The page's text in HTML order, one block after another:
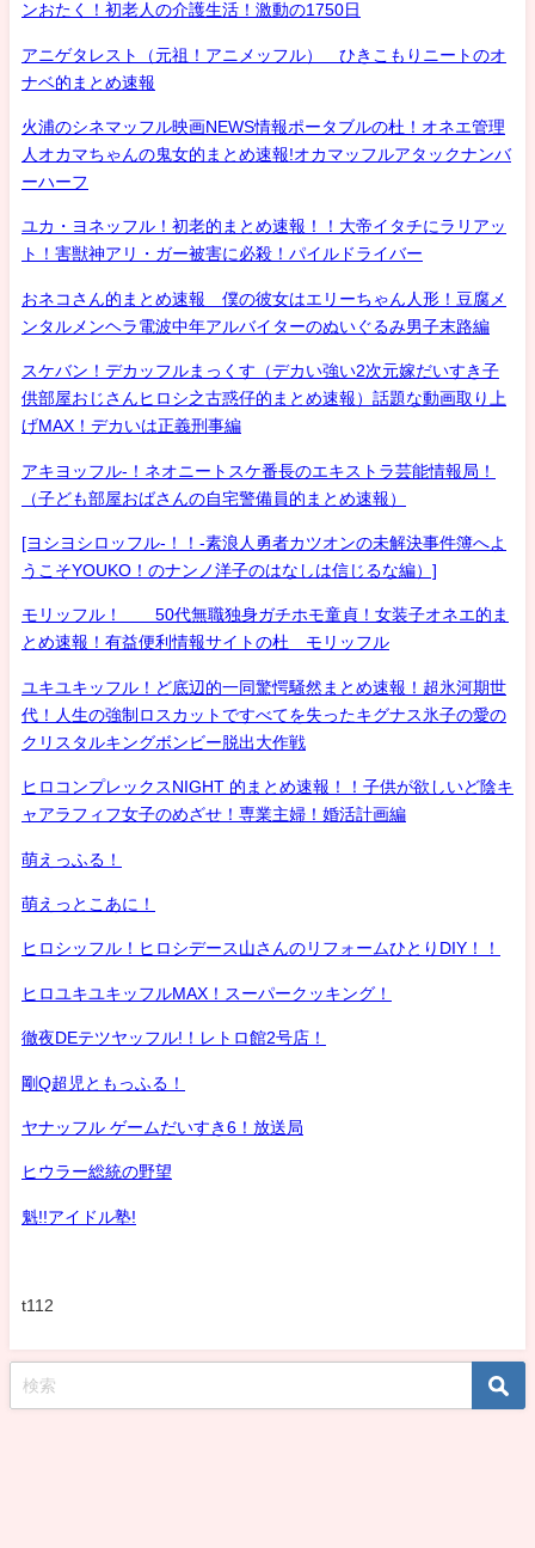
ンおたく！初老人の介護生活！激動の1750日
アニゲタレスト（元祖！アニメッフル） ひきこもりニートのオ
ナベ的まとめ速報
火浦のシネマッフル映画NEWS情報ポータブルの杜！オネエ管理
人オカマちゃんの鬼女的まとめ速報!オカマッフルアタックナンバ
ーハーフ
ユカ・ヨネッフル！初老的まとめ速報！！大帝イタチにラリアッ
ト！害獣神アリ・ガー被害に必殺！パイルドライバー
おネコさん的まとめ速報 僕の彼女はエリーちゃん人形！豆腐メ
ンタルメンヘラ電波中年アルバイターのぬいぐるみ男子末路編
スケバン！デカッフルまっくす（デカい強い2次元嫁だいすき子
供部屋おじさんヒロシ之古惑仔的まとめ速報）話題な動画取り上
げMAX！デカいは正義刑事編
アキヨッフル-！ネオニートスケ番長のエキストラ芸能情報局！
（子ども部屋おばさんの自宅警備員的まとめ速報）
[ヨシヨシロッフル-！！-素浪人勇者カツオンの未解決事件簿へよ
うこそYOUKO！のナンノ洋子のはなしは信じるな編）]
モリッフル！ 50代無職独身ガチホモ童貞！女装子オネエ的ま
とめ速報！有益便利情報サイトの杜 モリッフル
ユキユキッフル！ど底辺的一同驚愕騒然まとめ速報！超氷河期世
代！人生の強制ロスカットですべてを失ったキグナス氷子の愛の
クリスタルキングボンビー脱出大作戦
ヒロコンプレックスNIGHT 的まとめ速報！！子供が欲しいど陰キ
ャアラフィフ女子のめざせ！専業主婦！婚活計画編
萌えっふる！
萌えっとこあに！
ヒロシッフル！ヒロシデース山さんのリフォームひとりDIY！！
ヒロユキユキッフルMAX！スーパークッキング！
徹夜DEテツヤッフル!！レトロ館2号店！
剛Q超児ともっふる！
ヤナッフル ゲームだいすき6！放送局
ヒウラー総統の野望
魁!!アイドル塾!
t112